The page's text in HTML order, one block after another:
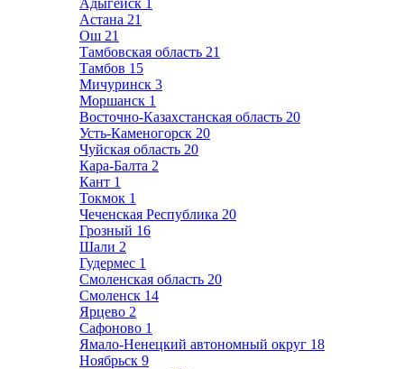
Адыгейск 1
Астана 21
Ош 21
Тамбовская область 21
Тамбов 15
Мичуринск 3
Моршанск 1
Восточно-Казахстанская область 20
Усть-Каменогорск 20
Чуйская область 20
Кара-Балта 2
Кант 1
Токмок 1
Чеченская Республика 20
Грозный 16
Шали 2
Гудермес 1
Смоленская область 20
Смоленск 14
Ярцево 2
Сафоново 1
Ямало-Ненецкий автономный округ 18
Ноябрьск 9